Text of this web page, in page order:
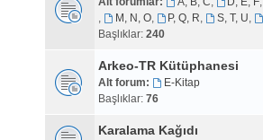
,
M, N, O, P, Q, R, S, T, U,
Başlıklar: 240
Arkeo-TR Kütüphanesi
Alt forum:
E-Kitap
Başlıklar: 76
Karalama Kağıdı